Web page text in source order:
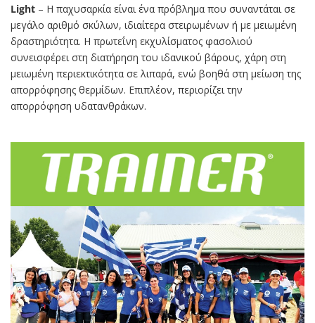
Light – Η παχυσαρκία είναι ένα πρόβλημα που συναντάται σε
μεγάλο αριθμό σκύλων, ιδιαίτερα στειρωμένων ή με μειωμένη
δραστηριότητα. Η πρωτεΐνη εκχυλίσματος φασολιού
συνεισφέρει στη διατήρηση του ιδανικού βάρους, χάρη στη
μειωμένη περιεκτικότητα σε λιπαρά, ενώ βοηθά στη μείωση της
απορρόφησης θερμίδων. Επιπλέον, περιορίζει την
απορρόφηση υδατανθράκων.